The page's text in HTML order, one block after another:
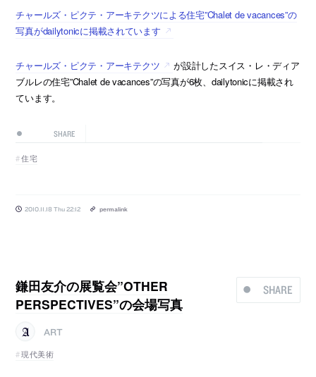
チャールズ・ピクテ・アーキテクツによる住宅”Chalet de vacances”の
写真がdailytonicに掲載されています
チャールズ・ピクテ・アーキテクツ
が設計したスイス・レ・ディア
ブルレの住宅”Chalet de vacances”の写真が6枚、dailytonicに掲載され
ています。
SHARE
住宅
2010.11.18 Thu 22:12 permalink
SHARE
鎌田友介の展覧会”OTHER
PERSPECTIVES”の会場写真
ART
現代美術